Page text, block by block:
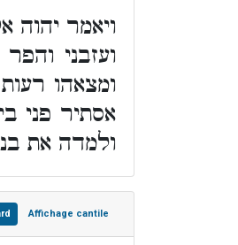
ויאמר
ועזבני
ומצאהו
אסתיר פני
ולמדה את
Affichage cantile